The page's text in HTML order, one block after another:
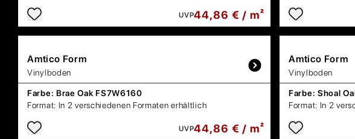
UVP44,86 € / m²
Amtico Form
Vinylboden
Farbe: Brae Oak FS7W6160
Format: In 2 verschiedenen Formaten erhältlich
UVP44,86 € / m²
Amtico Form
Vinylboden
Farbe: Shoal
Format: In 2